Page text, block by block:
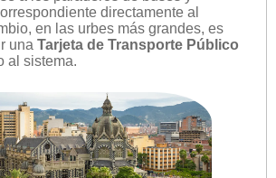
directamente al
en las urbes más grandes, es
una Tarjeta de Transporte Público
al sistema.